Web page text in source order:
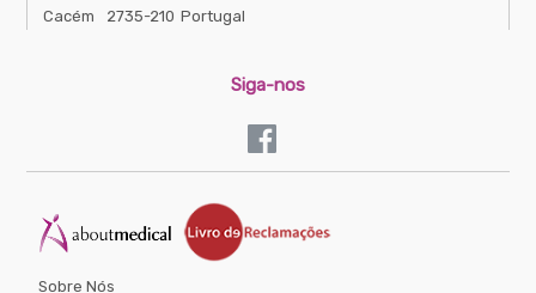
Cacém
2735-210 Portugal
Siga-nos
Sobre Nós